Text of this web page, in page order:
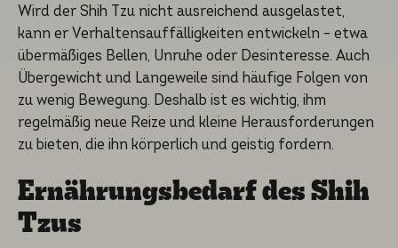
Wird der Shih Tzu nicht ausreichend ausgelastet,
kann er Verhaltensauffälligkeiten entwickeln – etwa
übermäßiges Bellen, Unruhe oder Desinteresse. Auch
Übergewicht und Langeweile sind häufige Folgen von
zu wenig Bewegung. Deshalb ist es wichtig, ihm
regelmäßig neue Reize und kleine Herausforderungen
zu bieten, die ihn körperlich und geistig fordern.
Ernährungs­be­darf des Shih
Tzus